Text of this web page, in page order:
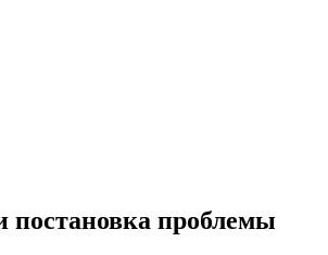
постановка проблемы